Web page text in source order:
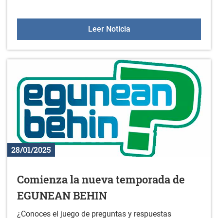
Leer NoticiaVisitas guiadas:
28/01/2025
Comienza la nueva temporada de
EGUNEAN BEHIN
¿Conoces el juego de preguntas y respuestas